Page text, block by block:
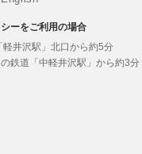
きることを楽しみにしておりま
夏も 版画家・蟹江杏の公開制
)-8/10(木) の2日間(13時～16時)
ーダーによるオリジナル作品の
ーをご利用の場合
軽井沢駅」北口から約5分
の鉄道「中軽井沢駅」から約3分